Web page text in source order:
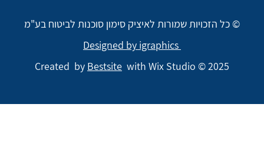
Created by Bestsite with Wix Studio © 2025
Designed by igraphics
© כל הזכויות שמורות לאיציק סימון סוכנות לביטוח בע"מ